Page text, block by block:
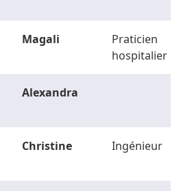
Magali
Praticien
hospitalier
Alexandra
Christine Ingénieur